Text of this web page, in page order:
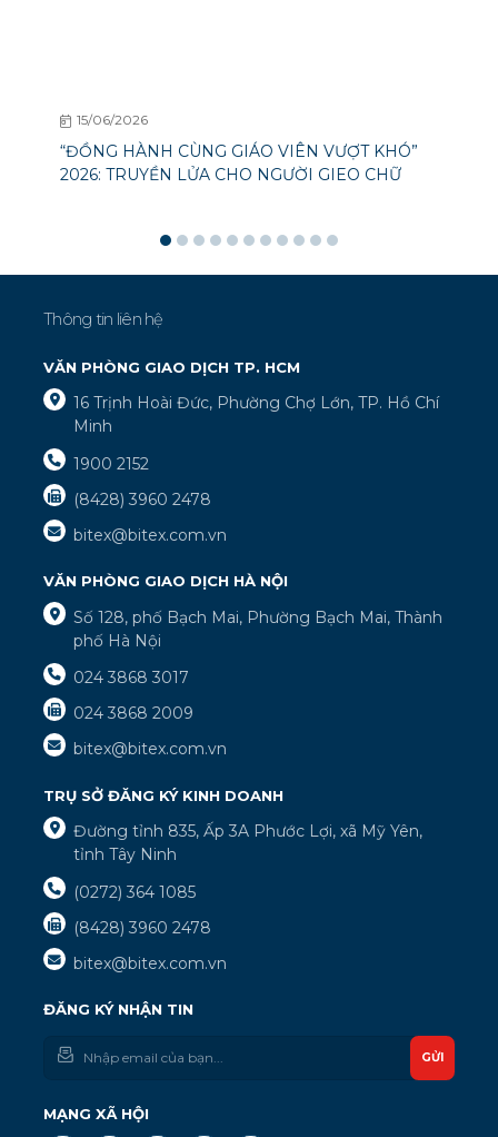
15/06/2026
“ĐỒNG HÀNH CÙNG GIÁO VIÊN VƯỢT KHÓ”
2026: TRUYỀN LỬA CHO NGƯỜI GIEO CHỮ
Thông tin liên hệ
VĂN PHÒNG GIAO DỊCH TP. HCM
16 Trịnh Hoài Đức, Phường Chợ Lớn, TP. Hồ Chí
Minh
1900 2152
(8428) 3960 2478
bitex@bitex.com.vn
VĂN PHÒNG GIAO DỊCH HÀ NỘI
Số 128, phố Bạch Mai, Phường Bạch Mai, Thành
phố Hà Nội
024 3868 3017
024 3868 2009
bitex@bitex.com.vn
TRỤ SỞ ĐĂNG KÝ KINH DOANH
Đường tỉnh 835, Ấp 3A Phước Lợi, xã Mỹ Yên,
tỉnh Tây Ninh
(0272) 364 1085
(8428) 3960 2478
bitex@bitex.com.vn
ĐĂNG KÝ NHẬN TIN
GỬI
MẠNG XÃ HỘI